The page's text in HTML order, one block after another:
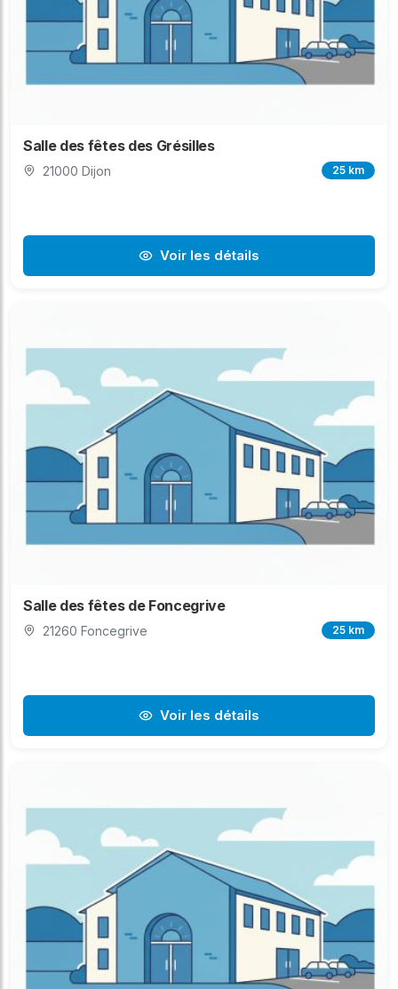
Salle des fêtes des Grésilles
21000 Dijon 25 km
Voir les détails
Salle des fêtes de Foncegrive
21260 Foncegrive 25 km
Voir les détails